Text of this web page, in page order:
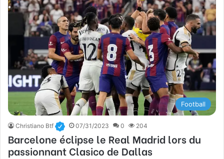
Football
Christiano Btf 07/31/2023 0 204
Barcelone éclipse le Real Madrid lors du
passionnant Clasico de Dallas